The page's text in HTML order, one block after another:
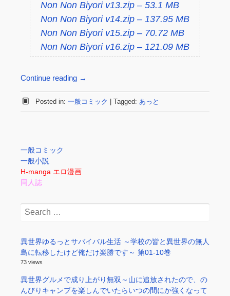
Non Non Biyori v13.zip – 53.1 MB
Non Non Biyori v14.zip – 137.95 MB
Non Non Biyori v15.zip – 70.72 MB
Non Non Biyori v16.zip – 121.09 MB
Continue reading →
Posted in: 一般コミック | Tagged: あっと
一般コミック
一般小説
H-manga エロ漫画
同人誌
Search
異世界ゆるっとサバイバル生活 ～学校の皆と異世界の無人
島に転移したけど俺だけ楽勝です～ 第01-10巻
73 views
異世界グルメで成り上がり無双～山に追放されたので、の
んびりキャンプを楽しんでいたらいつの間にか強くなって